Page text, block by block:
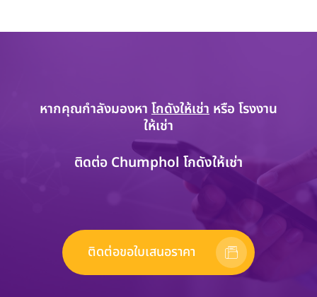
หากคุณกำลังมองหา โกดังให้เช่า หรือ โรงงาน
ให้เช่า
ติดต่อ Chumphol โกดังให้เช่า
ติดต่อขอใบเสนอราคา